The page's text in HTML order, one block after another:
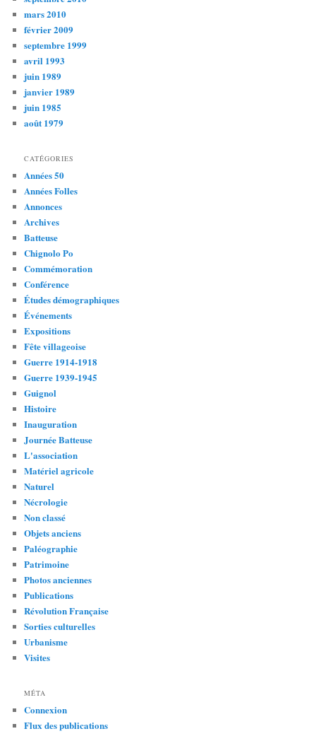
mars 2010
février 2009
septembre 1999
avril 1993
juin 1989
janvier 1989
juin 1985
août 1979
CATÉGORIES
Années 50
Années Folles
Annonces
Archives
Batteuse
Chignolo Po
Commémoration
Conférence
Études démographiques
Événements
Expositions
Fête villageoise
Guerre 1914-1918
Guerre 1939-1945
Guignol
Histoire
Inauguration
Journée Batteuse
L'association
Matériel agricole
Naturel
Nécrologie
Non classé
Objets anciens
Paléographie
Patrimoine
Photos anciennes
Publications
Révolution Française
Sorties culturelles
Urbanisme
Visites
MÉTA
Connexion
Flux des publications